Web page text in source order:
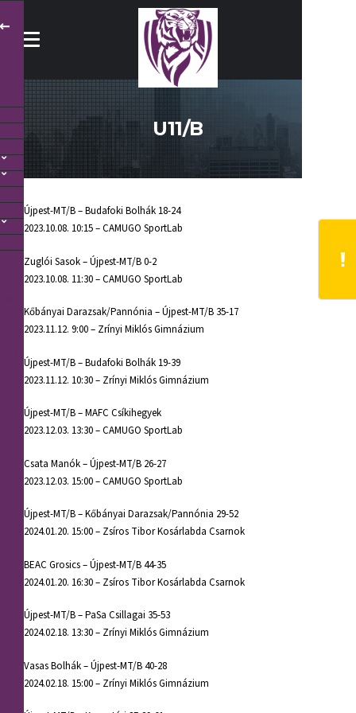
U11/B
Újpest-MT/B – Budafoki Bolhák 18-24
2023.10.08. 10:15 – CAMUGO SportLab
Zuglói Sasok – Újpest-MT/B 0-2
2023.10.08. 11:30 – CAMUGO SportLab
Kőbányai Darazsak/Pannónia – Újpest-MT/B 35-17
2023.11.12. 9:00 – Zrínyi Miklós Gimnázium
Újpest-MT/B – Budafoki Bolhák 19-39
2023.11.12. 10:30 – Zrínyi Miklós Gimnázium
Újpest-MT/B – MAFC Csíkihegyek
2023.12.03. 13:30 – CAMUGO SportLab
Csata Manók – Újpest-MT/B 26-27
2023.12.03. 15:00 – CAMUGO SportLab
Újpest-MT/B – Kőbányai Darazsak/Pannónia 29-52
2024.01.20. 15:00 – Zsíros Tibor Kosárlabda Csarnok
BEAC Grosics – Újpest-MT/B 44-35
2024.01.20. 16:30 – Zsíros Tibor Kosárlabda Csarnok
Újpest-MT/B – PaSa Csillagai 35-53
2024.02.18. 13:30 – Zrínyi Miklós Gimnázium
Vasas Bolhák – Újpest-MT/B 40-28
2024.02.18. 15:00 – Zrínyi Miklós Gimnázium